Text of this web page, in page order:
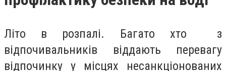
Літо в розпалі. Багато хто з
відпочивальників віддають перевагу
відпочинку у місцях несанкціонованих